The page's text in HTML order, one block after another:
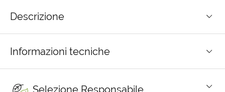
Descrizione
Informazioni tecniche